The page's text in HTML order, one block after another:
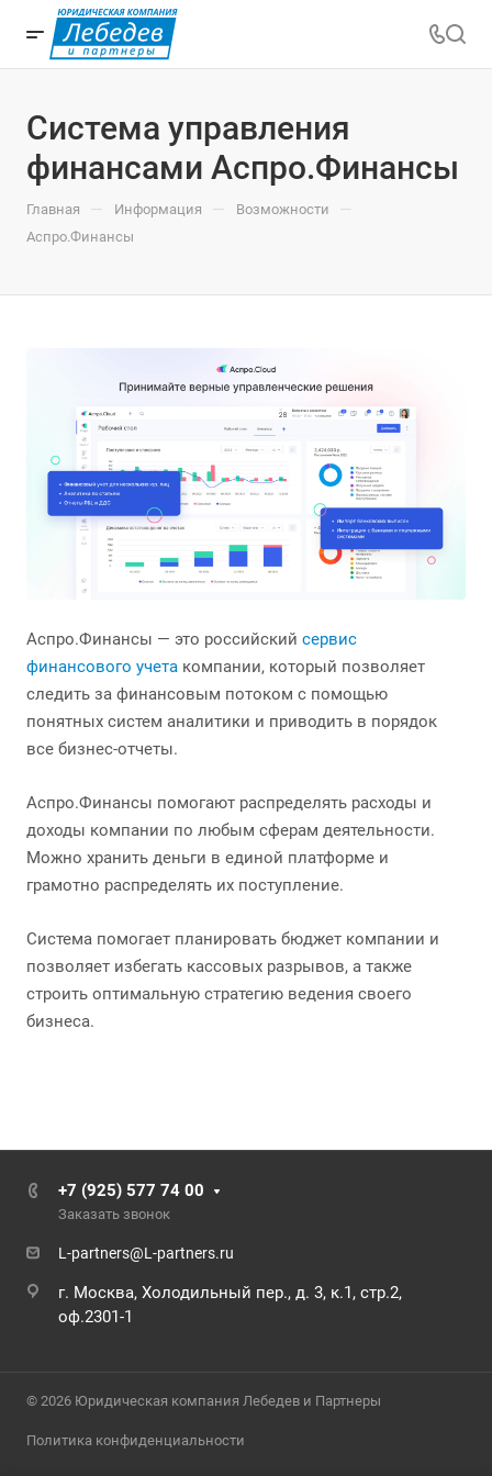
Система управления
финансами Аспро.Финансы
Главная — Информация — Возможности —
Аспро.Финансы
Аспро.Финансы — это российский сервис
финансового учета компании, который позволяет
следить за финансовым потоком с помощью
понятных систем аналитики и приводить в порядок
все бизнес-отчеты.
Аспро.Финансы помогают распределять расходы и
доходы компании по любым сферам деятельности.
Можно хранить деньги в единой платформе и
грамотно распределять их поступление.
Система помогает планировать бюджет компании и
позволяет избегать кассовых разрывов, а также
строить оптимальную стратегию ведения своего
бизнеса.
+7 (925) 577 74 00
Заказать звонок
L-partners@L-partners.ru
г. Москва, Холодильный пер., д. 3, к.1, стр.2,
оф.2301-1
© 2026 Юридическая компания Лебедев и Партнеры
Политика конфиденциальности